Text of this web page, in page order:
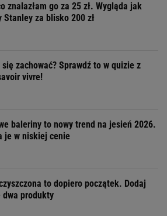
znalazłam go za 25 zł. Wygląda jak
Stanley za blisko 200 zł
się zachować? Sprawdź to w quizie z
vivre!
baleriny to nowy trend na jesień 2026.
je w niskiej cenie
to dopiero początek. Dodaj
dwa produkty